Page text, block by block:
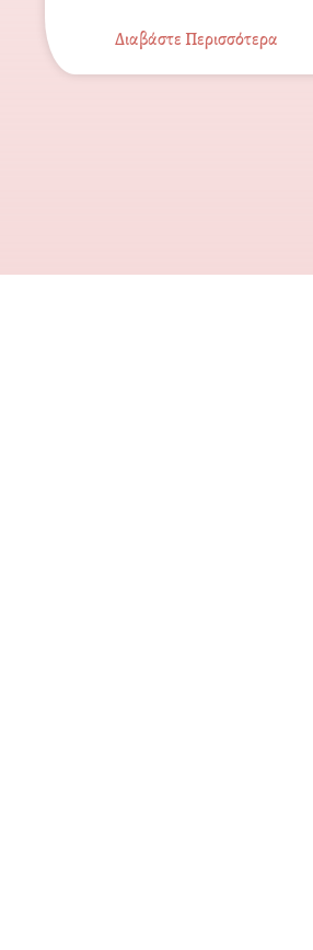
Διαβάστε Περισσότερα